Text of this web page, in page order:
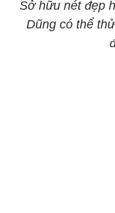
Sở hữu nét đẹp
Dũng có thể